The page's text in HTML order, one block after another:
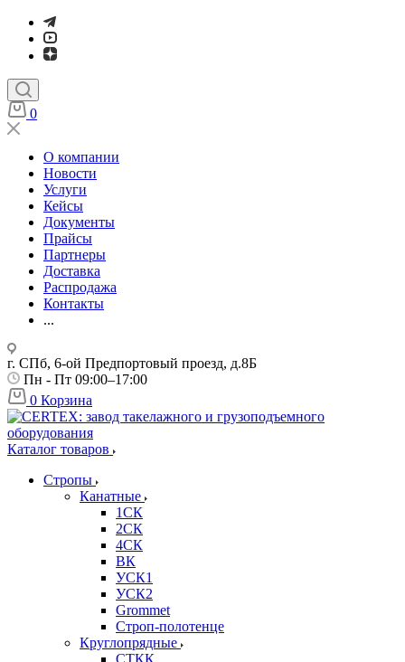
0
О компании
Новости
Услуги
Кейсы
Документы
Прайсы
Партнеры
Доставка
Распродажа
Контакты
...
г. СПб, 6-ой Предпортовый проезд, д.8Б
Пн - Пт 09:00–17:00
0 Корзина
Каталог товаров
Стропы
Канатные
1СК
2СК
4СК
ВК
УСК1
УСК2
Grommet
Строп-полотенце
Круглопрядные
СТКК